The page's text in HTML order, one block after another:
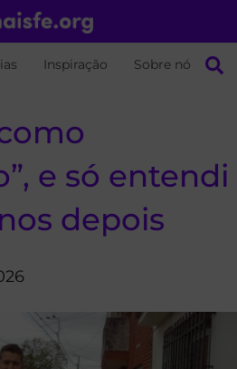
Inspiração Sobre nós
e só entendi
depois